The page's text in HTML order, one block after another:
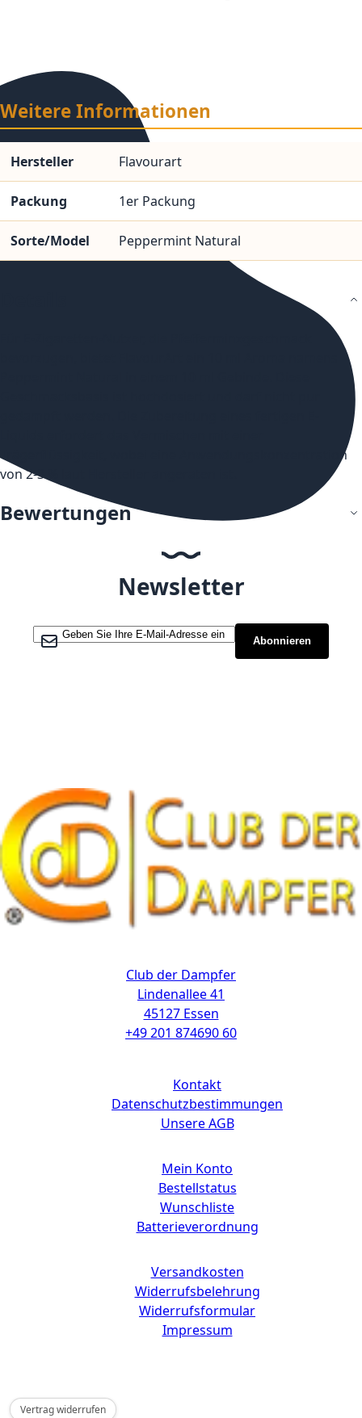
Weitere Informationen
Hersteller Flavourart
Packung 1er Packung
Sorte/Model Peppermint Natural
Trägerflüssigkeit, wobei eine Anwendungskonzentration
von 2-3 % laut Hersteller angeraten ist.
Bewertungen
Newsletter
Melden Sie sich für unseren Newsletter an:
Abonnieren
Club der Dampfer
Lindenallee 41
45127 Essen
+49 201 874690 60
Kontakt
Datenschutzbestimmungen
Unsere AGB
Mein Konto
Bestellstatus
Wunschliste
Batterieverordnung
Versandkosten
Widerrufsbelehrung
Widerrufsformular
Impressum
Copyright © 2025 CdD GmbH
Vertrag widerrufen